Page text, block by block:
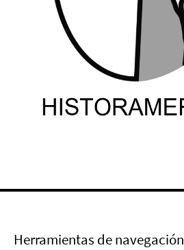
Herramientas de navegación